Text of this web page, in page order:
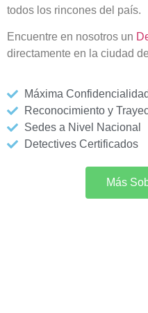
todos los rincones del país.
Encuentre en nosotros un
directamente en la ciudad
Máxima Confidencialidad
Reconocimiento y
Sedes a Nivel Nacional
Detectives Certificados
Más